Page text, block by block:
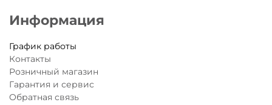
Информация
График работы
Контакты
Розничный магазин
Гарантия и сервис
Обратная связь